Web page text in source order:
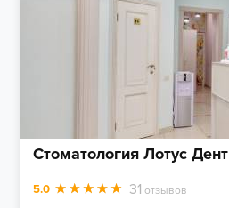
Стоматология Лотус Дент
5.0 31 отзывов